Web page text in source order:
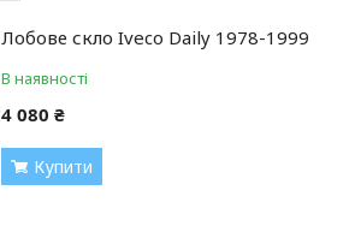
Лобове скло Iveco Daily 1978-1999
В наявності
4 080 ₴
Купити